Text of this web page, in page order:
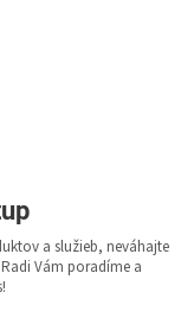
a služieb, neváhajte
Vám poradíme a